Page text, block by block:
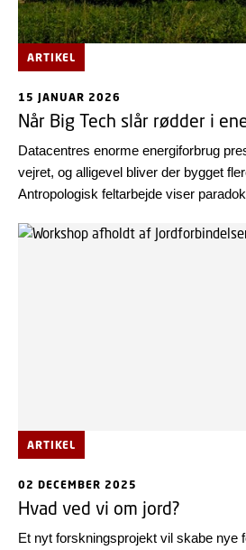
ARTIKEL
15 JANUAR 2026
Når Big Tech slår rødder i
Datacentres enorme energiforbrug
vejret, og alligevel bliver der bygget
Antropologisk feltarbejde viser
ARTIKEL
02 DECEMBER 2025
Hvad ved vi om jord?
Et nyt forskningsprojekt vil skabe nye